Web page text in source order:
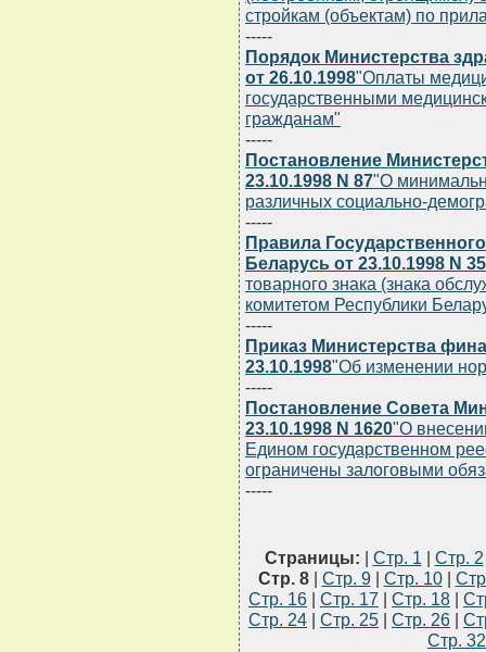
стройкам (объектам) по
-----
Порядок Министерства
от 26.10.1998"Оплаты
государственными
гражданам"
-----
Постановление
23.10.1998 N 87"О
различных социально-
-----
Правила
Беларусь от 23.10.1998 N 35
товарного знака (знака
комитетом Республики
-----
Приказ Министерства
23.10.1998"Об изменении
-----
Постановление Совета
23.10.1998 N 1620"О
Едином государственном
ограничены залоговыми
-----
Страницы: | Стр. 1 | Стр. 2
Стр. 8| Стр. 9| Стр. 10|
Стр. 16 | Стр. 17 | Стр. 18 |
Стр. 24 | Стр. 25 | Стр. 26 |
Стр. 32